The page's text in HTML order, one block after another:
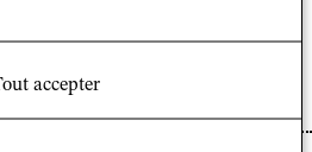
SUJETS »
accepter